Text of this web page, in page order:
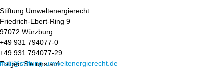
Stiftung Umweltenergierecht
Friedrich-Ebert-Ring 9
97072 Würzburg
+49 931 794077-0
+49 931 794077-29
mail@stiftung-umweltenergierecht.de
Folgen Sie uns auf